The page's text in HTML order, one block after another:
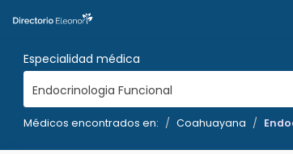
Especialidad médica
Endocrinologia Funcional
Médicos encontrados en: Coahuayana